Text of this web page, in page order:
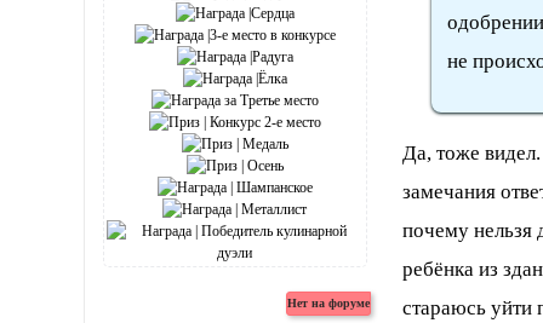
не
Да, тоже
замечания
почему нельзя
ребёнка из
стараюсь уйти